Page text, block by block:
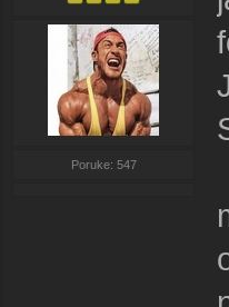
Poruke: 547